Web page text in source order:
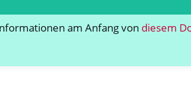
am Anfang von diesem